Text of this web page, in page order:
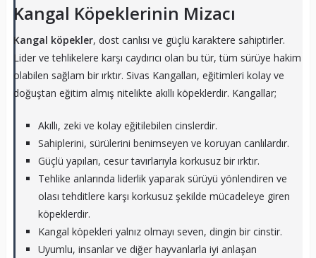
Kangal Köpeklerinin Mizacı
Kangal köpekler, dost canlısı ve güçlü karaktere sahiptirler.
Lider ve tehlikelere karşı caydırıcı olan bu tür, tüm sürüye hakim
olabilen sağlam bir ırktır. Sivas Kangalları, eğitimleri kolay ve
doğuştan eğitim almış nitelikte akıllı köpeklerdir. Kangallar;
Akıllı, zeki ve kolay eğitilebilen cinslerdir.
Sahiplerini, sürülerini benimseyen ve koruyan canlılardır.
Güçlü yapıları, cesur tavırlarıyla korkusuz bir ırktır.
Tehlike anlarında liderlik yaparak sürüyü yönlendiren ve
olası tehditlere karşı korkusuz şekilde mücadeleye giren
köpeklerdir.
Kangal köpekleri yalnız olmayı seven, dingin bir cinstir.
Uyumlu, insanlar ve diğer hayvanlarla iyi anlaşan